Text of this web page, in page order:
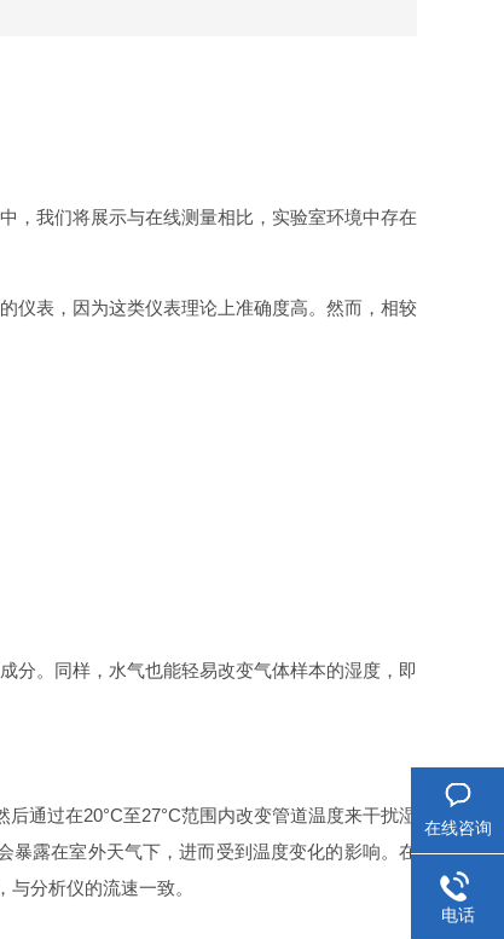
我们将展示与在线测量相比，实验室环境中存在
表，因为这类仪表理论上准确度高。然而，相较
。同样，水气也能轻易改变气体样本的湿度，即
通过在20°C至27°C范围内改变管道温度来干扰湿
暴露在室外天气下，进而受到温度变化的影响。在
分析仪的流速一致。
在线咨询
电话